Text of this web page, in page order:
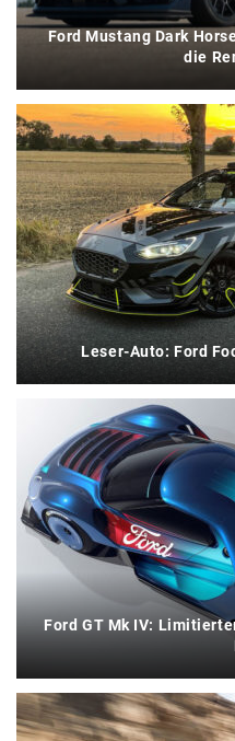
Ford Mustang Dark
die
Leser-Auto: Ford
Ford GT Mk IV: